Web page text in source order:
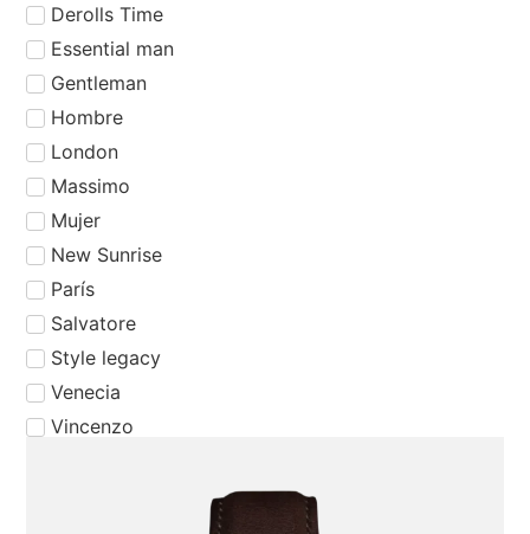
Derolls Time
⁠Essential man
Gentleman
Hombre
London
Massimo
Mujer
New Sunrise
⁠París
⁠Salvatore
Style legacy
Venecia
Vincenzo